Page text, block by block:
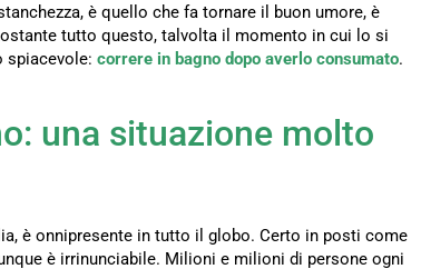
è quello che fa tornare il buon umore, è
tutto questo, talvolta il momento in cui lo si
spiacevole: correre in bagno dopo averlo consumato.
una situazione molto
è onnipresente in tutto il globo. Certo in posti come
è irrinunciabile. Milioni e milioni di persone ogni